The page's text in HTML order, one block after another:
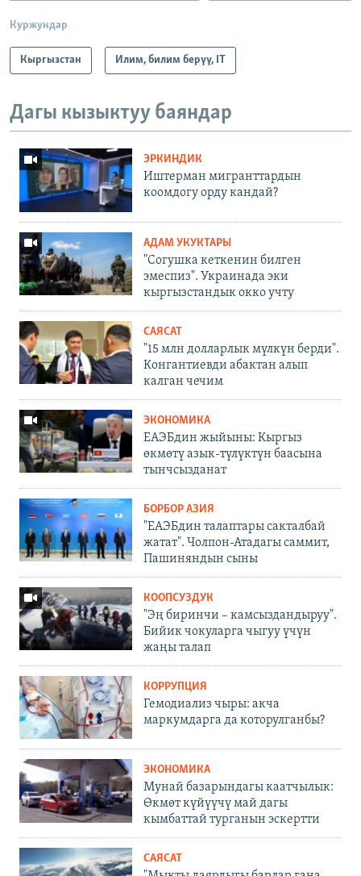
Куржундар
Кыргызстан Илим, билим берүү, IT
Дагы кызыктуу баяндар
ЭРКИНДИК
Иштерман мигранттардын
коомдогу орду кандай?
АДАМ УКУКТАРЫ
"Согушка кеткенин билген
эмеспиз". Украинада эки
кыргызстандык окко учту
САЯСАТ
"15 млн долларлык мүлкүн берди".
Конгантиевди абактан алып
калган чечим
ЭКОНОМИКА
ЕАЭБдин жыйыны: Кыргыз
өкмөтү азык-түлүктүн баасына
тынчсызданат
БОРБОР АЗИЯ
"ЕАЭБдин талаптары сакталбай
жатат". Чолпон-Атадагы саммит,
Пашиняндын сыны
КООПСУЗДУК
"Эң биринчи – камсыздандыруу".
Бийик чокуларга чыгуу үчүн
жаңы талап
КОРРУПЦИЯ
Гемодиализ чыры: акча
маркумдарга да которулганбы?
ЭКОНОМИКА
Мунай базарындагы каатчылык:
Өкмөт күйүүчү май дагы
кымбаттай турганын эскертти
САЯСАТ